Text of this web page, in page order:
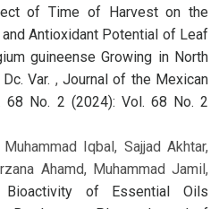
of Time of Harvest on the
Antioxidant Potential of Leaf
guineense Growing in North
Var. ,Journal of the Mexican
68 No. 2 (2024): Vol. 68 No. 2
Iqbal, Sajjad Akhtar,
Ahamd, Muhammad Jamil,
Bioactivity of Essential Oils